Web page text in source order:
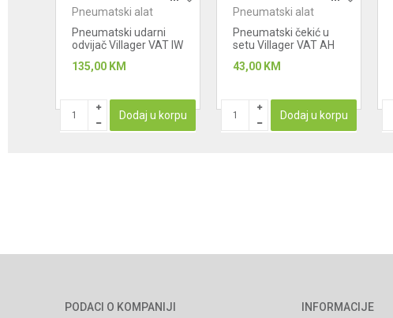
Pneumatski alat
Pneumatski udarni
odvijač Villager VAT IW
135,00 KM
Dodaj u korpu
Pneumatski alat
Pneumatski čekić u
setu Villager VAT AH
43,00 KM
Dodaj u korpu
PODACI O KOMPANIJI
INFORMACIJE